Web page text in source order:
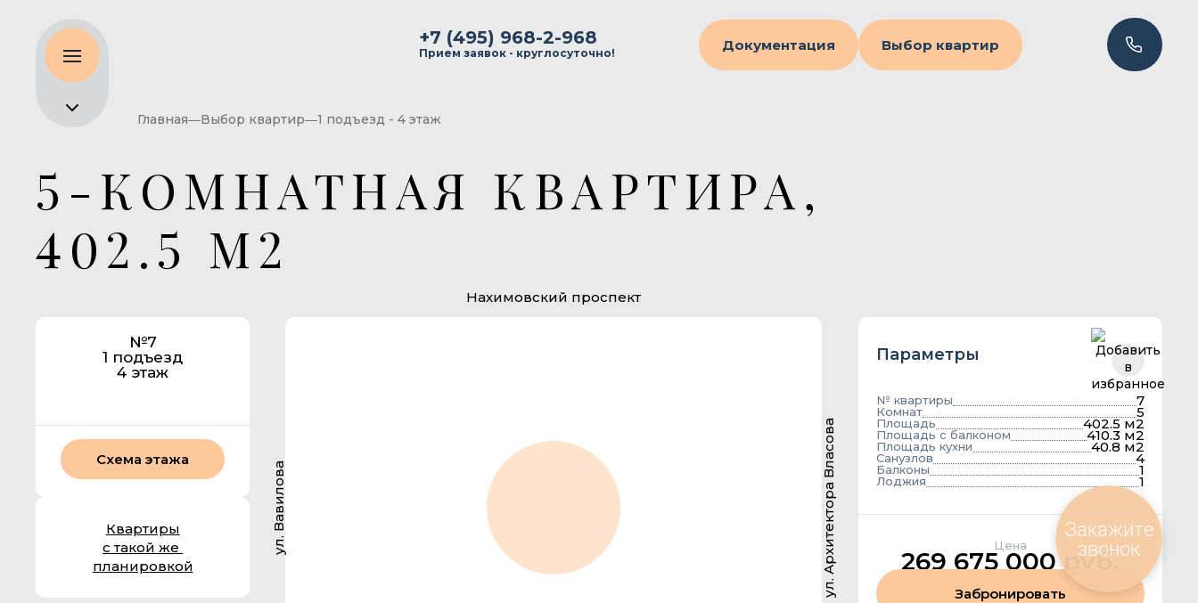
+7 (495) 968-2-968
Прием заявок - круглосуточно! Документация Выбор квартир
Главная Выбор квартир 1 подъезд - 4 этаж
5-КОМНАТНАЯ КВАРТИРА,
402.5 М2
№7
1 подъезд
4 этаж
Схема этажа
Квартиры
с такой же
планировкой
ул. Вавилова
Нахимовский проспект
ул. Архитектора Власова
Параметры
№ квартиры 7
Комнат 5
Площадь 402.5 м2
Площадь с балконом 410.3 м2
Площадь кухни 40.8 м2
Санузлов 4
Балконы 1
Лоджия 1
Цена
269 675 000 руб.
Забронировать
Закажите
звонок